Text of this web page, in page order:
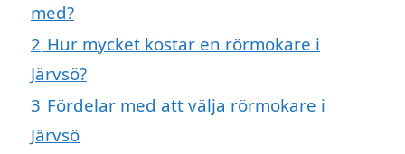
med?
2 Hur mycket kostar en rörmokare i
Järvsö?
3 Fördelar med att välja rörmokare i
Järvsö